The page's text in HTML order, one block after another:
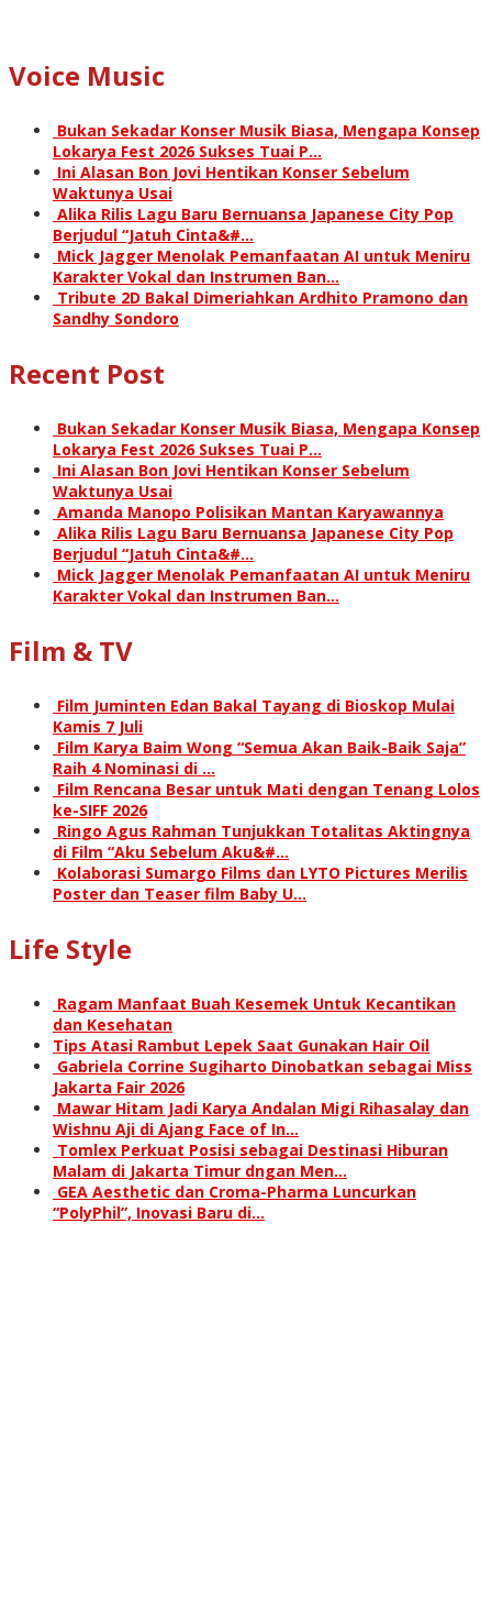
Voice Music
Bukan Sekadar Konser Musik Biasa, Mengapa Konsep
Lokarya Fest 2026 Sukses Tuai P…
Ini Alasan Bon Jovi Hentikan Konser Sebelum
Waktunya Usai
Alika Rilis Lagu Baru Bernuansa Japanese City Pop
Berjudul “Jatuh Cinta&#…
Mick Jagger Menolak Pemanfaatan AI untuk Meniru
Karakter Vokal dan Instrumen Ban…
Tribute 2D Bakal Dimeriahkan Ardhito Pramono dan
Sandhy Sondoro
Recent Post
Bukan Sekadar Konser Musik Biasa, Mengapa Konsep
Lokarya Fest 2026 Sukses Tuai P…
Ini Alasan Bon Jovi Hentikan Konser Sebelum
Waktunya Usai
Amanda Manopo Polisikan Mantan Karyawannya
Alika Rilis Lagu Baru Bernuansa Japanese City Pop
Berjudul “Jatuh Cinta&#…
Mick Jagger Menolak Pemanfaatan AI untuk Meniru
Karakter Vokal dan Instrumen Ban…
Film & TV
Film Juminten Edan Bakal Tayang di Bioskop Mulai
Kamis 7 Juli
Film Karya Baim Wong “Semua Akan Baik-Baik Saja”
Raih 4 Nominasi di …
Film Rencana Besar untuk Mati dengan Tenang Lolos
ke-SIFF 2026
Ringo Agus Rahman Tunjukkan Totalitas Aktingnya
di Film “Aku Sebelum Aku&#…
Kolaborasi Sumargo Films dan LYTO Pictures Merilis
Poster dan Teaser film Baby U…
Life Style
Ragam Manfaat Buah Kesemek Untuk Kecantikan
dan Kesehatan
Tips Atasi Rambut Lepek Saat Gunakan Hair Oil
Gabriela Corrine Sugiharto Dinobatkan sebagai Miss
Jakarta Fair 2026
Mawar Hitam Jadi Karya Andalan Migi Rihasalay dan
Wishnu Aji di Ajang Face of In…
Tomlex Perkuat Posisi sebagai Destinasi Hiburan
Malam di Jakarta Timur dngan Men…
GEA Aesthetic dan Croma-Pharma Luncurkan
“PolyPhil”, Inovasi Baru di…